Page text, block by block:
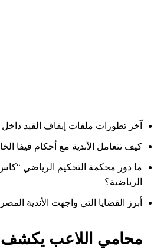
آخر تطورات ملفات إيقاف القيد داخل
كيف تتعامل الأندية مع أحكام فيفا
ما دور محكمة التحكيم الرياضي
الرياضية؟
أبرز القضايا التي واجهت الأندية
محامي اللاعب يكشف